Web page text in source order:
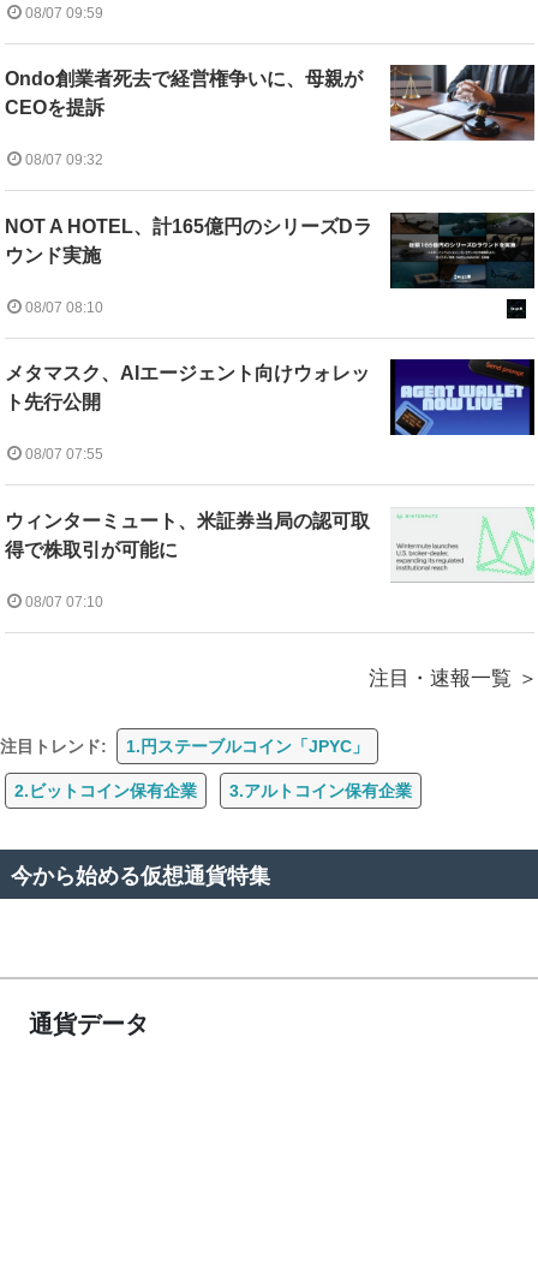
08/07 09:59
Ondo創業者死去で経営権争いに、母親が
CEOを提訴
08/07 09:32
NOT A HOTEL、計165億円のシリーズDラ
ウンド実施
08/07 08:10
メタマスク、AIエージェント向けウォレッ
ト先行公開
08/07 07:55
ウィンターミュート、米証券当局の認可取
得で株取引が可能に
08/07 07:10
注目・速報一覧
注目トレンド: 1.円ステーブルコイン「JPYC」
2.ビットコイン保有企業 3.アルトコイン保有企業
今から始める仮想通貨特集
通貨データ